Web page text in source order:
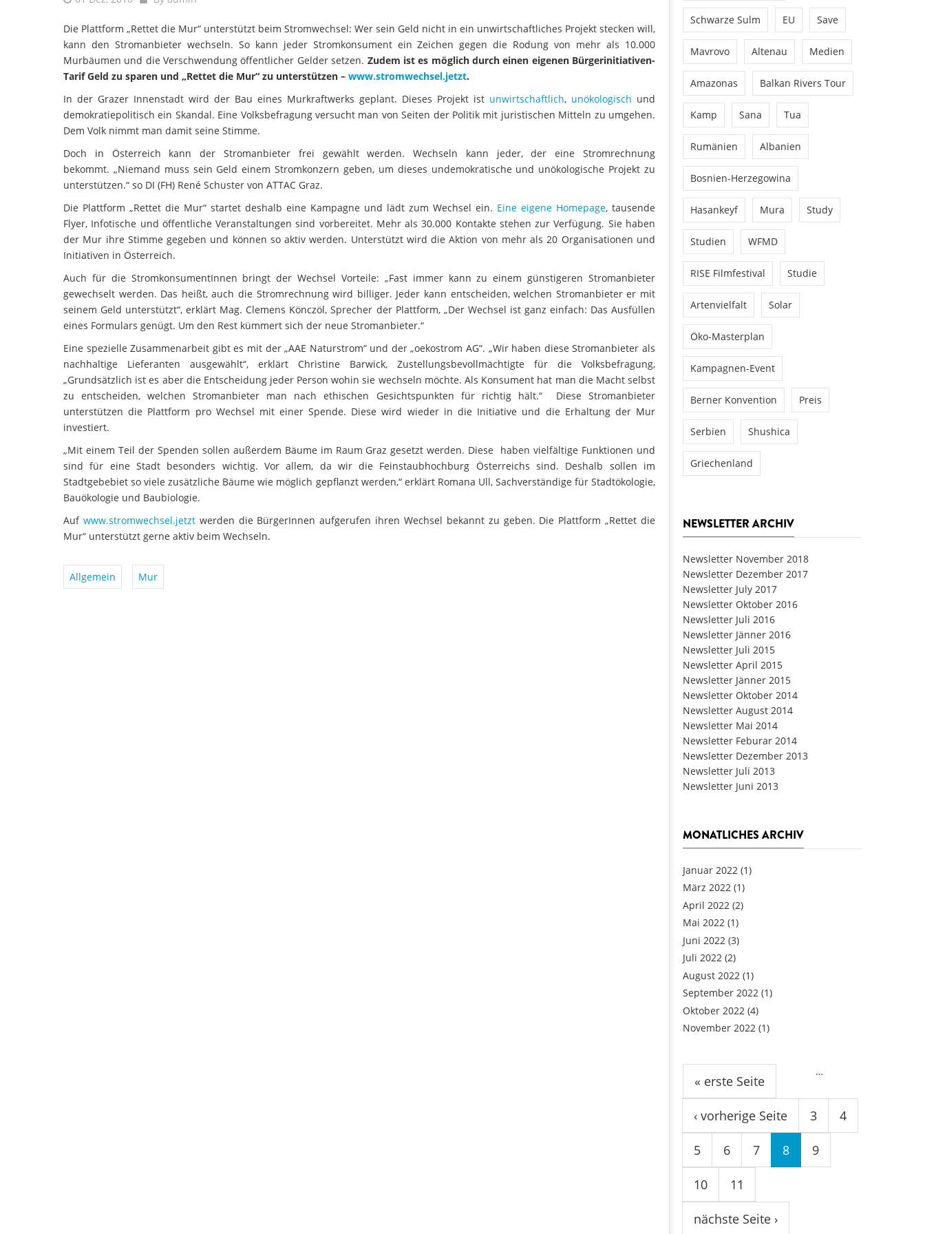
Die Plattform „Rettet die Mur“ unterstützt beim Stromwechsel: Wer sein Geld nicht in ein unwirtschaftliches Projekt stecken will,
kann den Stromanbieter wechseln. So kann jeder Stromkonsument ein Zeichen gegen die Rodung von mehr als 10.000
Murbäumen und die Verschwendung öffentlicher Gelder setzen. Zudem ist es möglich durch einen eigenen Bürgerinitiativen-
Tarif Geld zu sparen und „Rettet die Mur“ zu unterstützen – www.stromwechsel.jetzt.
In der Grazer Innenstadt wird der Bau eines Murkraftwerks geplant. Dieses Projekt ist unwirtschaftlich, unökologisch und
demokratiepolitisch ein Skandal. Eine Volksbefragung versucht man von Seiten der Politik mit juristischen Mitteln zu umgehen.
Dem Volk nimmt man damit seine Stimme.
Doch in Österreich kann der Stromanbieter frei gewählt werden. Wechseln kann jeder, der eine Stromrechnung
bekommt. „Niemand muss sein Geld einem Stromkonzern geben, um dieses undemokratische und unökologische Projekt zu
unterstützen.“ so DI (FH) René Schuster von ATTAC Graz.
Die Plattform „Rettet die Mur“ startet deshalb eine Kampagne und lädt zum Wechsel ein. Eine eigene Homepage, tausende
Flyer, Infotische und öffentliche Veranstaltungen sind vorbereitet. Mehr als 30.000 Kontakte stehen zur Verfügung. Sie haben
der Mur ihre Stimme gegeben und können so aktiv werden. Unterstützt wird die Aktion von mehr als 20 Organisationen und
Initiativen in Österreich.
Auch für die StromkonsumentInnen bringt der Wechsel Vorteile: „Fast immer kann zu einem günstigeren Stromanbieter
gewechselt werden. Das heißt, auch die Stromrechnung wird billiger. Jeder kann entscheiden, welchen Stromanbieter er mit
seinem Geld unterstützt“, erklärt Mag. Clemens Könczöl, Sprecher der Plattform, „Der Wechsel ist ganz einfach: Das Ausfüllen
eines Formulars genügt. Um den Rest kümmert sich der neue Stromanbieter.“
Eine spezielle Zusammenarbeit gibt es mit der „AAE Naturstrom“ und der „oekostrom AG“. „Wir haben diese Stromanbieter als
nachhaltige Lieferanten ausgewählt“, erklärt Christine Barwick, Zustellungsbevollmächtigte für die Volksbefragung,
„Grundsätzlich ist es aber die Entscheidung jeder Person wohin sie wechseln möchte. Als Konsument hat man die Macht selbst
zu entscheiden, welchen Stromanbieter man nach ethischen Gesichtspunkten für richtig hält.“ Diese Stromanbieter
unterstützen die Plattform pro Wechsel mit einer Spende. Diese wird wieder in die Initiative und die Erhaltung der Mur
investiert.
„Mit einem Teil der Spenden sollen außerdem Bäume im Raum Graz gesetzt werden. Diese haben vielfältige Funktionen und
sind für eine Stadt besonders wichtig. Vor allem, da wir die Feinstaubhochburg Österreichs sind. Deshalb sollen im
Stadtgebebiet so viele zusätzliche Bäume wie möglich gepflanzt werden,“ erklärt Romana Ull, Sachverständige für Stadtökologie,
Bauökologie und Baubiologie.
Auf www.stromwechsel.jetztwerden die BürgerInnen aufgerufen ihren Wechsel bekannt zu geben. Die Plattform „Rettet die
Mur“ unterstützt gerne aktiv beim Wechseln.
Allgemein Mur
Schwarze Sulm EU Save
Mavrovo Altenau Medien
Amazonas Balkan Rivers Tour
Kamp Sana Tua
Rumänien Albanien
Bosnien-Herzegowina
Hasankeyf Mura Study
Studien WFMD
RISE Filmfestival Studie
Artenvielfalt Solar
Öko-Masterplan
Kampagnen-Event
Berner Konvention Preis
Serbien Shushica
Griechenland
NEWSLETTER ARCHIV
Newsletter November 2018
Newsletter Dezember 2017
Newsletter July 2017
Newsletter Oktober 2016
Newsletter Juli 2016
Newsletter Jänner 2016
Newsletter Juli 2015
Newsletter April 2015
Newsletter Jänner 2015
Newsletter Oktober 2014
Newsletter August 2014
Newsletter Mai 2014
Newsletter Feburar 2014
Newsletter Dezember 2013
Newsletter Juli 2013
Newsletter Juni 2013
MONATLICHES ARCHIV
Januar 2022 (1)
März 2022 (1)
April 2022 (2)
Mai 2022 (1)
Juni 2022 (3)
Juli 2022 (2)
August 2022 (1)
September 2022 (1)
Oktober 2022 (4)
November 2022 (1)
Seiten
« erste Seite
‹ vorherige Seite
…
3 4
5 6 7 8 9
10 11
nächste Seite ›